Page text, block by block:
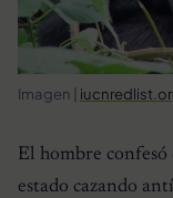
Imagen |
El hombre confesó
estado cazando